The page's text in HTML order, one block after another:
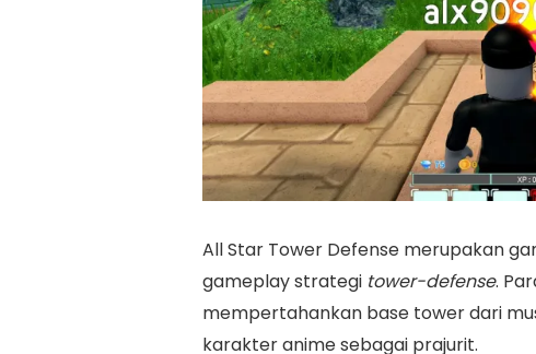
All Star Tower Defense merupakan
gameplay strategi tower-defense.
mempertahankan base tower dari
karakter anime sebagai prajurit.